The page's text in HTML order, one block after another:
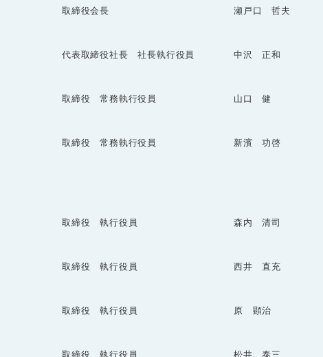
取締役会長 瀬戸口 哲夫
代表取締役社長 社長執行役員 中沢 正和
取締役 常務執行役員 山口 健
取締役 常務執行役員 新濱 功啓
取締役 執行役員 森内 清司
取締役 執行役員 西井 直充
取締役 執行役員 原 顕治
取締役 執行役員 松井 泰三